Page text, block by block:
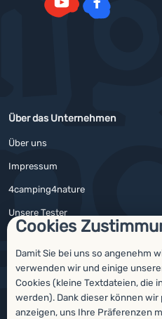
Cookies
Damit Sie bei uns so angenehm
verwenden wir und einige
Cookies (kleine Textdateien, die
werden). Dank dieser können
anzeigen, uns Ihre Präferenzen
Über das Unternehmen
Über uns
Impressum
4camping4nature
Unsere Tester
Auszeichnungen